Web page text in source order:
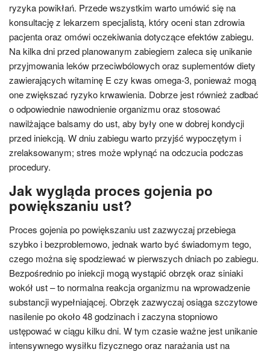
ryzyka powikłań. Przede wszystkim warto umówić się na
konsultację z lekarzem specjalistą, który oceni stan zdrowia
pacjenta oraz omówi oczekiwania dotyczące efektów zabiegu.
Na kilka dni przed planowanym zabiegiem zaleca się unikanie
przyjmowania leków przeciwbólowych oraz suplementów diety
zawierających witaminę E czy kwas omega-3, ponieważ mogą
one zwiększać ryzyko krwawienia. Dobrze jest również zadbać
o odpowiednie nawodnienie organizmu oraz stosować
nawilżające balsamy do ust, aby były one w dobrej kondycji
przed iniekcją. W dniu zabiegu warto przyjść wypoczętym i
zrelaksowanym; stres może wpłynąć na odczucia podczas
procedury.
Jak wygląda proces gojenia po
powiększaniu ust?
Proces gojenia po powiększaniu ust zazwyczaj przebiega
szybko i bezproblemowo, jednak warto być świadomym tego,
czego można się spodziewać w pierwszych dniach po zabiegu.
Bezpośrednio po iniekcji mogą wystąpić obrzęk oraz siniaki
wokół ust – to normalna reakcja organizmu na wprowadzenie
substancji wypełniającej. Obrzęk zazwyczaj osiąga szczytowe
nasilenie po około 48 godzinach i zaczyna stopniowo
ustępować w ciągu kilku dni. W tym czasie ważne jest unikanie
intensywnego wysiłku fizycznego oraz narażania ust na